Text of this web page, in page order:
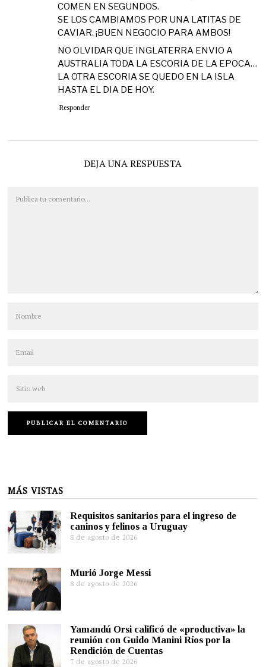
COMEN EN SEGUNDOS.
SE LOS CAMBIAMOS POR UNA LATITAS DE
CAVIAR. ¡BUEN NEGOCIO PARA AMBOS!
NO OLVIDAR QUE INGLATERRA ENVIO A
AUSTRALIA TODA LA ESCORIA DE LA EPOCA…
LA OTRA ESCORIA SE QUEDO EN LA ISLA
HASTA EL DIA DE HOY.
Responder
DEJA UNA RESPUESTA
MÁS VISTAS
Requisitos sanitarios para el ingreso de
caninos y felinos a Uruguay
8 de agosto de 2026
Murió Jorge Messi
8 de agosto de 2026
Yamandú Orsi calificó de «productiva» la
reunión con Guido Manini Ríos por la
Rendición de Cuentas
7 de agosto de 2026